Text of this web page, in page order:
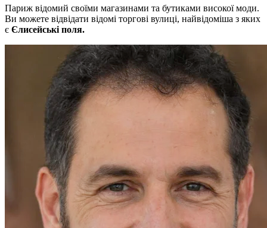
Париж відомий своїми магазинами та бутиками високої моди.
Ви можете відвідати відомі торгові вулиці, найвідоміша з яких
є Єлисейські поля.